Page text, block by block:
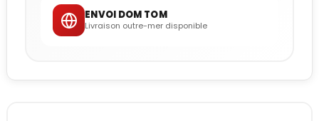
ENVOI DOM TOM
Livraison outre-mer disponible